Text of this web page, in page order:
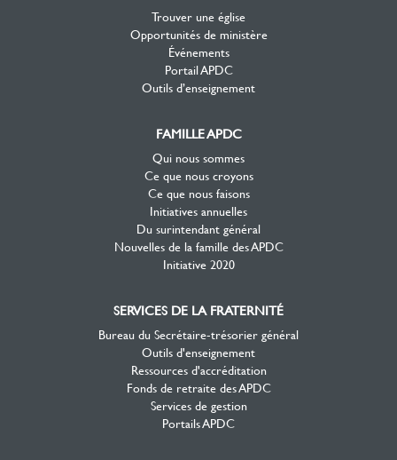
Trouver une église
Opportunités de ministère
Événements
Portail APDC
Outils d’enseignement
FAMILLE APDC
Qui nous sommes
Ce que nous croyons
Ce que nous faisons
Initiatives annuelles
Du surintendant général
Nouvelles de la famille des APDC
Initiative 2020
SERVICES DE LA FRATERNITÉ
Bureau du Secrétaire-trésorier général
Outils d'enseignement
Ressources d'accréditation
Fonds de retraite des APDC
Services de gestion
Portails APDC